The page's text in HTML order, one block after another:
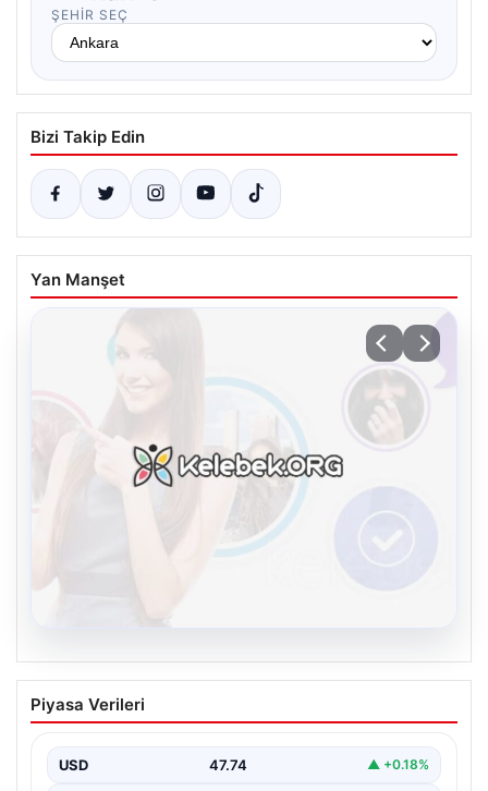
ŞEHIR SEÇ
Bizi Takip Edin
Yan Manşet
Kelebek sohbet platformu İle Dijital
İletişimin Güvenli Adresi Ve Chat
İnternet çağında insanların güvenli bir biçimde bağlantı
Piyasa Verileri
USD 47.74 ▲ +0.18%